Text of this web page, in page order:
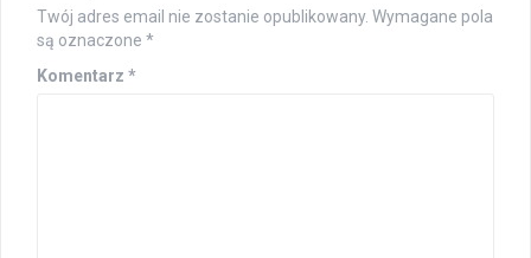
Twój adres email nie zostanie opublikowany. Wymagane pola
są oznaczone *
Komentarz *